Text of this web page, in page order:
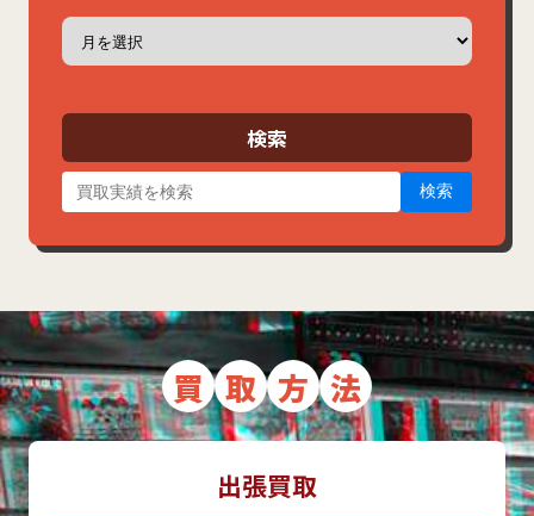
ア
カ
ブ
検索
検索
買 取 方 法
出張買取